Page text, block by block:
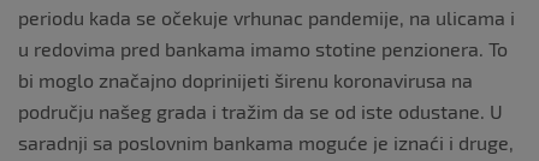
periodu kada se očekuje vrhunac pandemije, na ulicama i
u redovima pred bankama imamo stotine penzionera. To
bi moglo značajno doprinijeti širenu koronavirusa na
području našeg grada i tražim da se od iste odustane. U
saradnji sa poslovnim bankama moguće je iznaći i druge,